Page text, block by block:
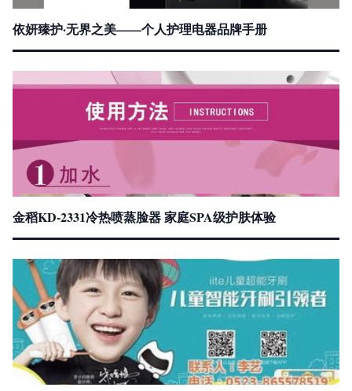
依妍臻护·无界之美——个人护理电器品牌手册
金稻KD-2331冷热喷蒸脸器 家庭SPA级护肤体验